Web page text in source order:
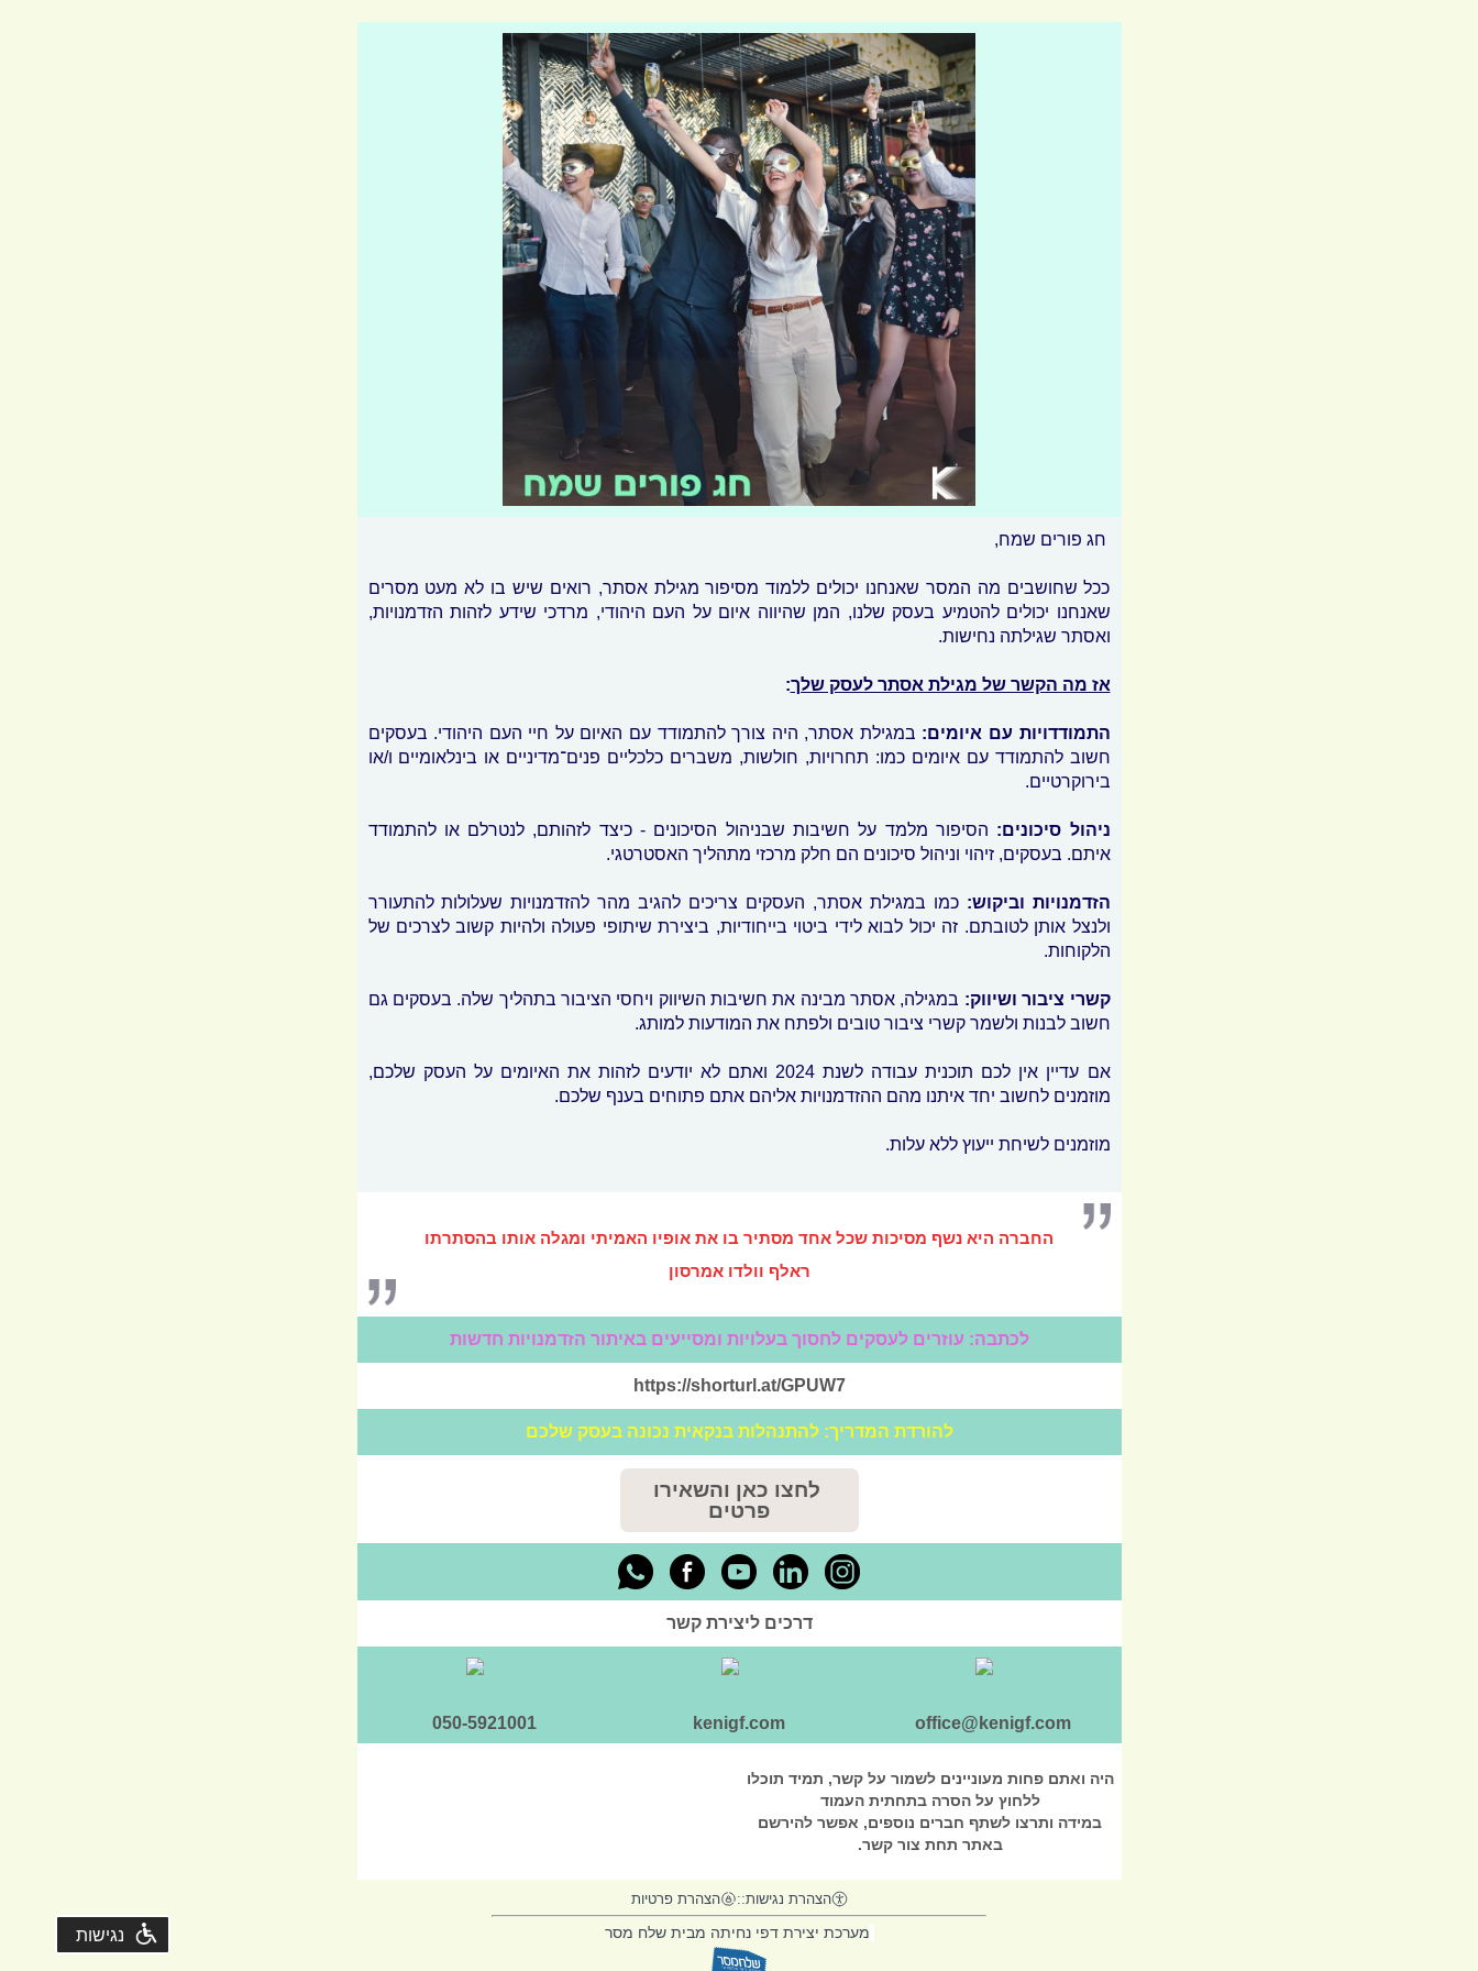
חג פורים שמח,
ככל שחושבים מה המסר שאנחנו יכולים ללמוד מסיפור מגילת אסתר, רואים שיש בו לא מעט מסרים
שאנחנו יכולים להטמיע בעסק שלנו, המן שהיווה איום על העם היהודי, מרדכי שידע לזהות הזדמנויות,
ואסתר שגילתה נחישות.
אז מה הקשר של מגילת אסתר לעסק שלך:
התמודדויות עם איומים: במגילת אסתר, היה צורך להתמודד עם האיום על חיי העם היהודי. בעסקים
חשוב להתמודד עם איומים כמו: תחרויות, חולשות, משברים כלכליים פנים־מדיניים או בינלאומיים ו/או
בירוקרטיים.
ניהול סיכונים: הסיפור מלמד על חשיבות שבניהול הסיכונים - כיצד לזהותם, לנטרלם או להתמודד
איתם. בעסקים, זיהוי וניהול סיכונים הם חלק מרכזי מתהליך האסטרטגי.
​הזדמנויות וביקוש: כמו במגילת אסתר, העסקים צריכים להגיב מהר להזדמנויות שעלולות להתעורר
ולנצל אותן לטובתם. זה יכול לבוא לידי ביטוי בייחודיות, ביצירת שיתופי פעולה ולהיות קשוב לצרכים של
הלקוחות.
קשרי ציבור ושיווק: במגילה, אסתר מבינה את חשיבות השיווק ויחסי הציבור בתהליך שלה. בעסקים גם
חשוב לבנות ולשמר קשרי ציבור טובים ולפתח את המודעות למותג.
אם עדיין אין לכם תוכנית עבודה לשנת 2024 ואתם לא יודעים לזהות את האיומים על העסק שלכם,
מוזמנים לחשוב יחד איתנו מהם ההזדמנויות אליהם אתם פתוחים בענף שלכם.
מוזמנים לשיחת ייעוץ ללא עלות.
החברה היא נשף מסיכות שכל אחד מסתיר בו את אופיו האמיתי ומגלה אותו בהסתרתו
ראלף וולדו אמרסון
לכתבה: עוזרים לעסקים לחסוך בעלויות ומסייעים באיתור הזדמנויות חדשות
https://​shor​turl.at/GPUW7
להורדת המדריך: להתנהלות בנקאית נכונה בעסק שלכם
לחצו כאן והשאירו
פרטים
דרכים ליצירת קשר
050-5921001 kenigf.com office@kenigf.com
היה ואתם פחות מעוניינים לשמור על קשר, תמיד תוכלו
ללחוץ על הסרה בתחתית העמוד
במידה ותרצו לשתף חברים נוספים, אפשר להירשם
באתר תחת צור קשר.
הצהרת נגישות:: הצהרת פרטיות
מערכת יצירת דפי נחיתה מבית שלח מסר נגישות